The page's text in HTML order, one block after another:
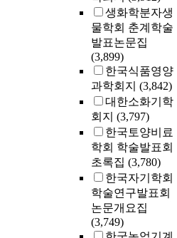
생화학분자생
물학회 춘계학술
발표논문집
(3,899)
한국식품영양
과학회지 (3,842)
대한소화기학
회지 (3,797)
한국토양비료
학회 학술발표회
초록집 (3,780)
한국자기학회
학술연구발표회
논문개요집
(3,749)